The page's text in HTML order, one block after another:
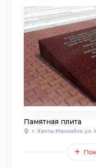
Памятная плита
г. Ханты-Мансийск,